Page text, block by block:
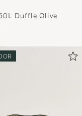
Duffle Olive